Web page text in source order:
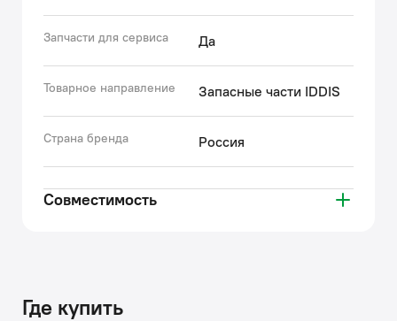
Запчасти для сервиса Да
Товарное направление Запасные части IDDIS
Страна бренда Россия
Совместимость
Где купить